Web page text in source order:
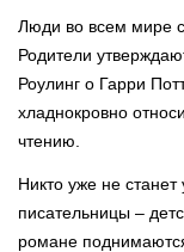
Люди во всем мире
Родители
Роулинг о Гарри
хладнокровно
чтению.
Никто уже не станет
писательницы –
романе